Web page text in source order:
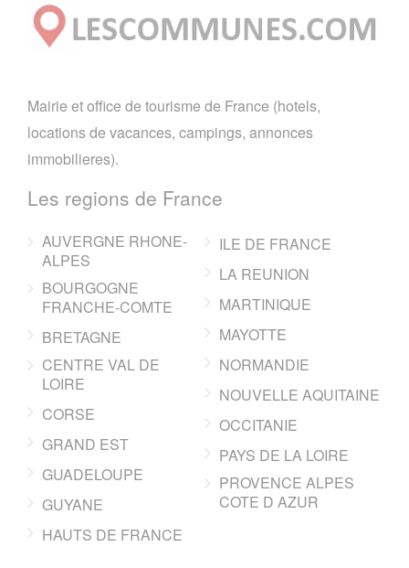
Mairie et office de tourisme de France (hotels,
locations de vacances, campings, annonces
immobilieres).
Les regions de France
AUVERGNE RHONE-
ALPES
BOURGOGNE
FRANCHE-COMTE
BRETAGNE
CENTRE VAL DE
LOIRE
CORSE
GRAND EST
GUADELOUPE
GUYANE
HAUTS DE FRANCE
ILE DE FRANCE
LA REUNION
MARTINIQUE
MAYOTTE
NORMANDIE
NOUVELLE AQUITAINE
OCCITANIE
PAYS DE LA LOIRE
PROVENCE ALPES
COTE D AZUR